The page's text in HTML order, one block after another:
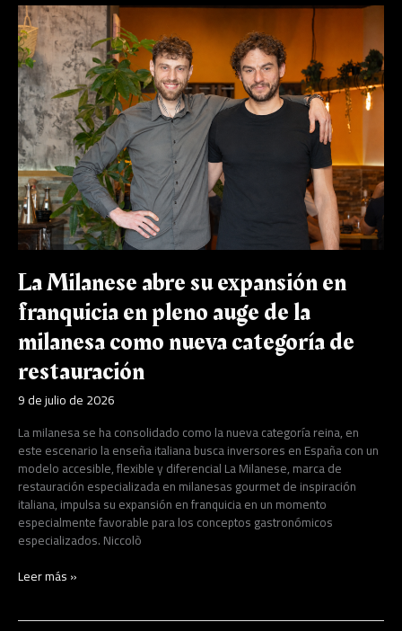
La Milanese abre su expansión en
franquicia en pleno auge de la
milanesa como nueva categoría de
restauración
9 de julio de 2026
La milanesa se ha consolidado como la nueva categoría reina, en
este escenario la enseña italiana busca inversores en España con un
modelo accesible, flexible y diferencial La Milanese, marca de
restauración especializada en milanesas gourmet de inspiración
italiana, impulsa su expansión en franquicia en un momento
especialmente favorable para los conceptos gastronómicos
especializados. Niccolò
La
Milanese
abre
su
expansión
en
franquicia
en
pleno
auge
de
la
milanesa
como
categoría
de
restauración
Leer más »